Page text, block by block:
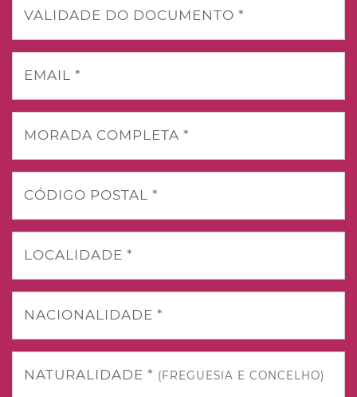
VALIDADE DO DOCUMENTO *
EMAIL *
MORADA COMPLETA *
CÓDIGO POSTAL *
LOCALIDADE *
NACIONALIDADE *
NATURALIDADE * (FREGUESIA E CONCELHO)